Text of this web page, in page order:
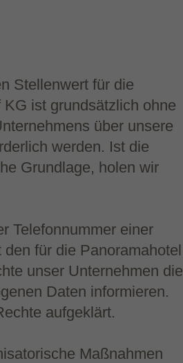
Stellenwert für die
ist grundsätzlich ohne
über unsere
werden. Ist die
Grundlage, holen wir
Telefonnummer einer
für die Panoramahotel
unser Unternehmen die
Daten informieren.
aufgeklärt.
Maßnahmen